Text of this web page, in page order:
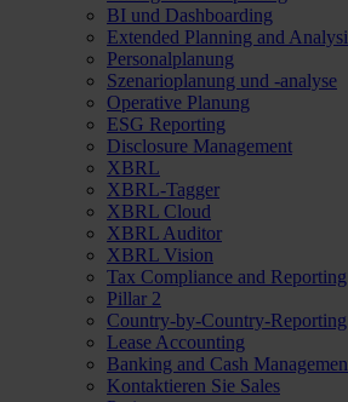
BI und Dashboarding
Extended Planning and
Personalplanung
Szenarioplanung und -analyse
Operative Planung
ESG Reporting
Disclosure Management
XBRL
XBRL-Tagger
XBRL Cloud
XBRL Auditor
XBRL Vision
Tax Compliance and Reporting
Pillar 2
Country-by-Country-Reporting
Lease Accounting
Banking and Cash
Kontaktieren Sie Sales